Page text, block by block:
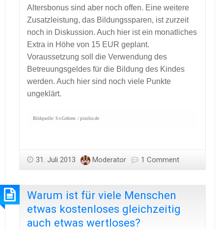
Altersbonus sind aber noch offen. Eine weitere
Zusatzleistung, das Bildungssparen, ist zurzeit
noch in Diskussion. Auch hier ist ein monatliches
Extra in Höhe von 15 EUR geplant.
Voraussetzung soll die Verwendung des
Betreuungsgeldes für die Bildung des Kindes
werden. Auch hier sind noch viele Punkte
ungeklärt.
Bildquelle: S.v.Gehren / pixelio.de
31. Juli 2013 Moderator 1 Comment
Warum ist für viele Menschen
etwas kostenloses gleichzeitig
auch etwas wertloses?